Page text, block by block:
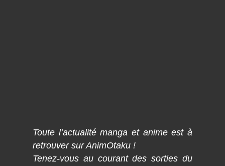
Toute l’actualité manga et anime est à
retrouver sur AnimOtaku !
Tenez-vous au courant des sorties du